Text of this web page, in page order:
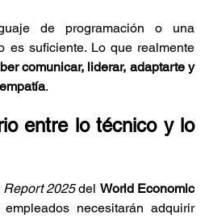
de programación o una
es suficiente. Lo que realmente
comunicar, liderar, adaptarte y
.
entre lo técnico y lo
Report 2025 del World Economic
necesitarán adquirir